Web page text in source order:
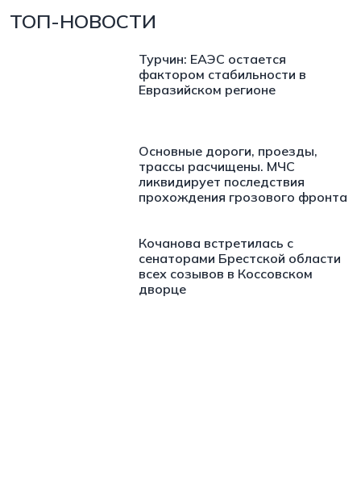
ТОП-НОВОСТИ
Турчин: ЕАЭС остается
фактором стабильности в
Евразийском регионе
Основные дороги, проезды,
трассы расчищены. МЧС
ликвидирует последствия
прохождения грозового фронта
Кочанова встретилась с
сенаторами Брестской области
всех созывов в Коссовском
дворце